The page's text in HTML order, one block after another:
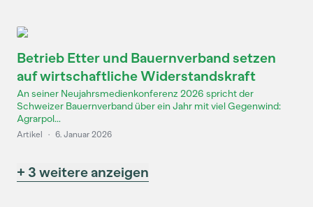
Betrieb Etter und Bauernverband setzen
auf wirtschaftliche Widerstandskraft
An seiner Neujahrsmedienkonferenz 2026 spricht der
Schweizer Bauernverband über ein Jahr mit viel Gegenwind:
Agrarpol...
Artikel · 6. Januar 2026
+ 3 weitere anzeigen